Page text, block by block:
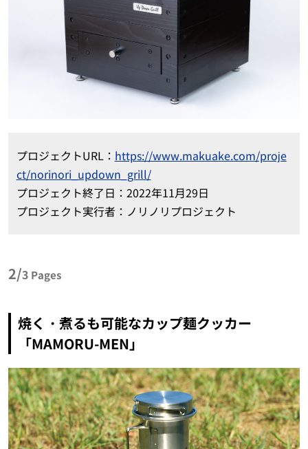
プロジェクトURL： https://www.makuake.com/proje
ct/norinori_updown_grill/
プロジェクト終了日： 2022年11月29日
プロジェクト実行者：ノリノリプロジェクト
2/3 Pages
焼く・煮るも可能なカップ麺クッカー
「MAMORU-MEN」